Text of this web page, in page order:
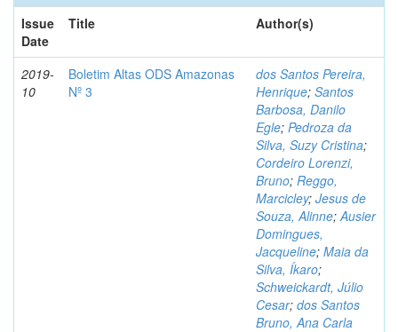
Issue
Date
Title Author(s)
2019-
10
Boletim Altas ODS Amazonas
Nº 3
dos Santos Pereira,
Henrique; Santos
Barbosa, Danilo
Egle; Pedroza da
Silva, Suzy Cristina;
Cordeiro Lorenzi,
Bruno; Reggo,
Marcicley; Jesus de
Souza, Alinne;Ausier
Domingues,
Jacqueline; Maia da
Silva, Íkaro;
Schweickardt, Júlio
Cesar; dos Santos
Bruno, Ana Carla